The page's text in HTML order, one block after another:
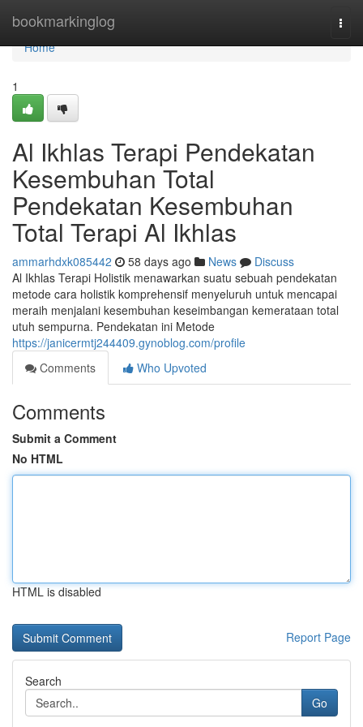
bookmarkinglog
Home
Home
1
Al Ikhlas Terapi Pendekatan
Kesembuhan Total
Pendekatan Kesembuhan
Total Terapi Al Ikhlas
ammarhdxk085442 58 days ago News
Discuss
Al Ikhlas Terapi Holistik menawarkan suatu sebuah pendekatan
metode cara holistik komprehensif menyeluruh untuk mencapai
meraih menjalani kesembuhan keseimbangan kemerataan total
utuh sempurna. Pendekatan ini Metode
https://janicermtj244409.gynoblog.com/profile
Comments
Who Upvoted
Comments
Submit a Comment
No HTML
HTML is disabled
Report Page
Search
Go